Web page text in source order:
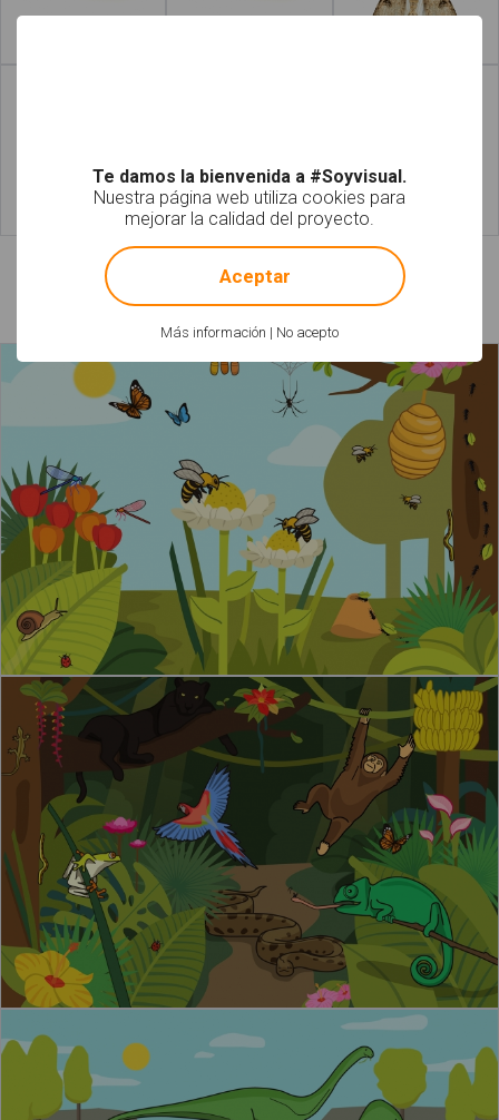
Leer más Leer más
Láminas relacionadas
Te damos la bienvenida a #Soyvisual.
Nuestra página web utiliza cookies para
mejorar la calidad del proyecto.
Más información | No acepto
! Not valid!
Aceptar